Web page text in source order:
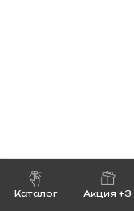
Каталог Акция +3